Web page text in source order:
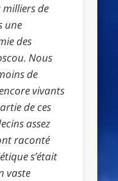
milliers de
une
des
Nous
de
vivants
de ces
assez
raconté
s’était
vaste